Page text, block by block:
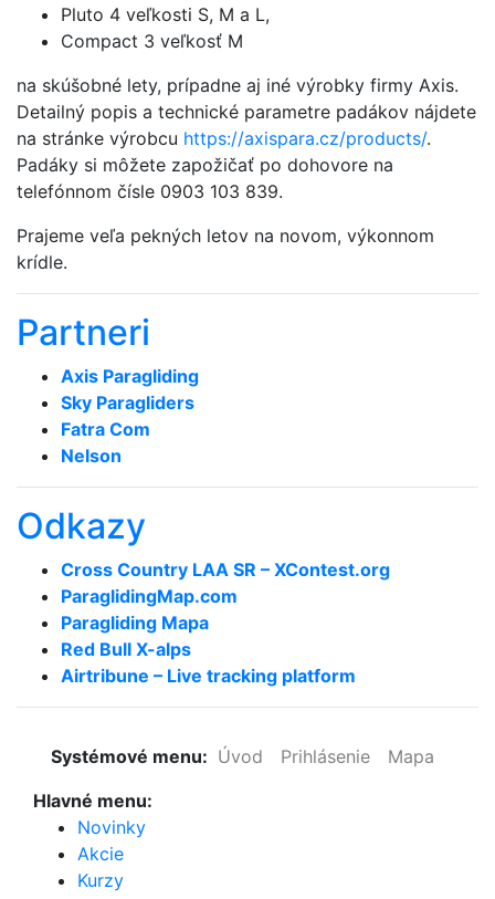
Pluto 4 veľkosti S, M a L,
Compact 3 veľkosť M
na skúšobné lety, prípadne aj iné výrobky firmy Axis.
Detailný popis a technické parametre padákov nájdete
na stránke výrobcu https://axispara.cz/products/.
Padáky si môžete zapožičať po dohovore na
telefónnom čísle 0903 103 839.
Prajeme veľa pekných letov na novom, výkonnom
krídle.
Partneri
Axis Paragliding
Sky Paragliders
Fatra Com
Nelson
Odkazy
Cross Country LAA SR – XContest.org
ParaglidingMap­.com
Paragliding Mapa
Red Bull X-alps
Airtribune – Live tracking platform
Systémové menu: Úvod Prihlásenie
Mapa
Hlavné menu:
Novinky
Akcie
Kurzy